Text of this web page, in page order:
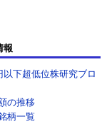
報
以下超低位株研究ブロ
の推移
柄一覧